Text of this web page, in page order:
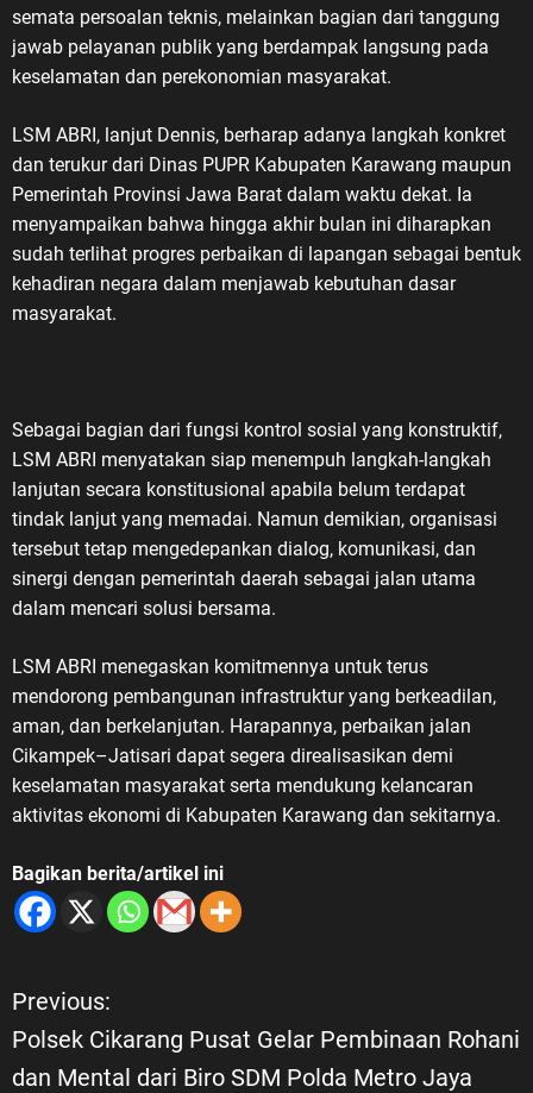
semata persoalan teknis, melainkan bagian dari tanggung
jawab pelayanan publik yang berdampak langsung pada
keselamatan dan perekonomian masyarakat.
LSM ABRI, lanjut Dennis, berharap adanya langkah konkret
dan terukur dari Dinas PUPR Kabupaten Karawang maupun
Pemerintah Provinsi Jawa Barat dalam waktu dekat. Ia
menyampaikan bahwa hingga akhir bulan ini diharapkan
sudah terlihat progres perbaikan di lapangan sebagai bentuk
kehadiran negara dalam menjawab kebutuhan dasar
masyarakat.
Sebagai bagian dari fungsi kontrol sosial yang konstruktif,
LSM ABRI menyatakan siap menempuh langkah-langkah
lanjutan secara konstitusional apabila belum terdapat
tindak lanjut yang memadai. Namun demikian, organisasi
tersebut tetap mengedepankan dialog, komunikasi, dan
sinergi dengan pemerintah daerah sebagai jalan utama
dalam mencari solusi bersama.
LSM ABRI menegaskan komitmennya untuk terus
mendorong pembangunan infrastruktur yang berkeadilan,
aman, dan berkelanjutan. Harapannya, perbaikan jalan
Cikampek–Jatisari dapat segera direalisasikan demi
keselamatan masyarakat serta mendukung kelancaran
aktivitas ekonomi di Kabupaten Karawang dan sekitarnya.
Bagikan berita/artikel ini
N
a
Previous:
Polsek Cikarang Pusat Gelar Pembinaan Rohani
dan Mental dari Biro SDM Polda Metro Jaya